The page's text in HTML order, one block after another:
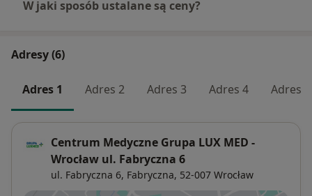
W jaki sposób ustalane są ceny?
Adresy (6)
Adres 1 Adres 2 Adres 3 Adres 4 Adres 5
Centrum Medyczne Grupa LUX MED -
Wrocław ul. Fabryczna 6
ul. Fabryczna 6, Fabryczna, 52-007 Wrocław